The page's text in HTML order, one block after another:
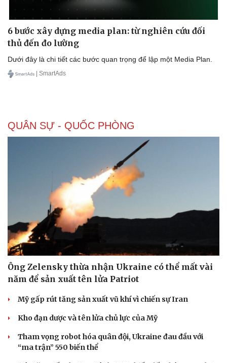
Doanh nghiệp
Thông tin doanh nghiệp
Doanh nghiệp 24h
Sành điệu
6 bước xây dựng media plan: từ nghiên cứu đối
thủ đến đo lường
Dưới đây là chi tiết các bước quan trọng để lập một Media Plan.
| SmartAds
QUÂN SỰ - QUỐC PHÒNG
Ông Zelensky thừa nhận Ukraine có thể mất vài
năm để sản xuất tên lửa Patriot
Mỹ gấp rút tăng sản xuất vũ khí vì chiến sự Iran
Kho đạn dược và tên lửa chủ lực của Mỹ
Tham vọng robot hóa quân đội, Ukraine đau đầu với
“ma trận” 550 biến thể